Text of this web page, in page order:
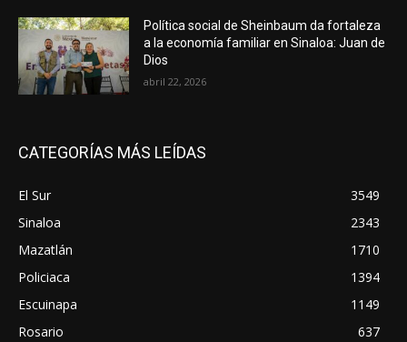
Política social de Sheinbaum da fortaleza
a la economía familiar en Sinaloa: Juan de
Dios
abril 22, 2026
CATEGORÍAS MÁS LEÍDAS
El Sur
3549
Sinaloa
2343
Mazatlán
1710
Policiaca
1394
Escuinapa
1149
Rosario
637